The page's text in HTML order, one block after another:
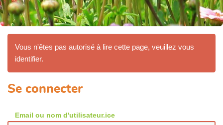
Vous n'êtes pas autorisé à lire cette page, veuillez vous
identifier.
Se connecter
Email ou nom d'utilisateur.ice